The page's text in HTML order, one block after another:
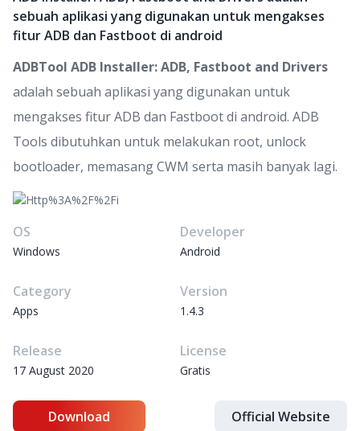
sebuah aplikasi yang digunakan untuk mengakses
fitur ADB dan Fastboot di android
ADBTool ADB Installer: ADB, Fastboot and Drivers
adalah sebuah aplikasi yang digunakan untuk
mengakses fitur ADB dan Fastboot di android. ADB
Tools dibutuhkan untuk melakukan root, unlock
bootloader, memasang CWM serta masih banyak lagi.
OS
Windows
Developer
Android
Category
Apps
Version
1.4.3
Release
17 August 2020
License
Gratis
Download Official Website